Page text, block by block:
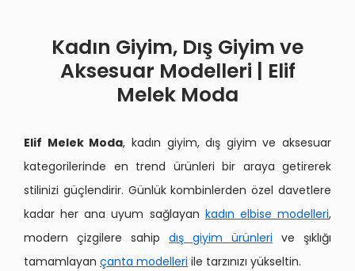
Kadın Giyim, Dış Giyim ve
Aksesuar Modelleri | Elif
Melek Moda
Elif Melek Moda, kadın giyim, dış giyim ve aksesuar
kategorilerinde en trend ürünleri bir araya getirerek
stilinizi güçlendirir. Günlük kombinlerden özel davetlere
kadar her ana uyum sağlayan kadın elbise modelleri,
modern çizgilere sahip dış giyim ürünleri ve şıklığı
tamamlayan çanta modelleri ile tarzınızı yükseltin.